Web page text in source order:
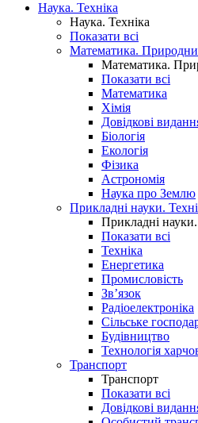
Наука. Техніка
Наука. Техніка
Показати всі
Математика.
Математика.
Показати всі
Математика
Хімія
Довідкові
Біологія
Екологія
Фізика
Астрономія
Наука про Землю
Прикладні науки.
Прикладні науки.
Показати всі
Техніка
Енергетика
Промисловість
Зв’язок
Радіоелектроніка
Сільське
Будівництво
Технологія
Транспорт
Транспорт
Показати всі
Довідкові